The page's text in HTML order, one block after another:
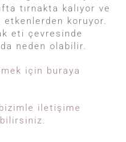
tırnakta kalıyor ve
etkenlerden koruyor.
eti çevresinde
neden olabilir.
için buraya
iletişime